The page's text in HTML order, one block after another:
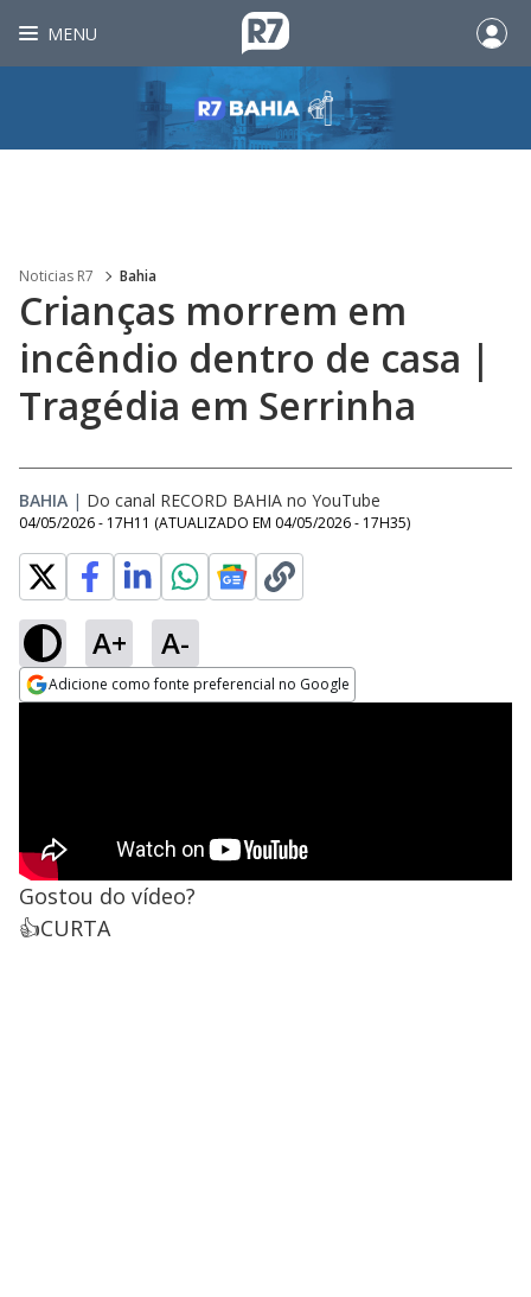
MENU
Noticias R7 Bahia
Crianças morrem em
incêndio dentro de casa |
Tragédia em Serrinha
BAHIA | Do canal RECORD BAHIA no YouTube
04/05/2026 - 17H11 (ATUALIZADO EM 04/05/2026 - 17H35)
A+ A-
Adicione como fonte preferencial no Google
Gostou do vídeo?
👍CURTA